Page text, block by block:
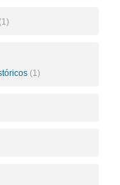
(1)
(1)